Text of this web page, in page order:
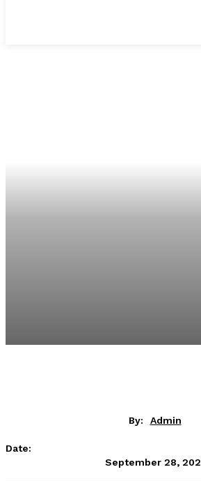
By: Admin
Date:
September 28,